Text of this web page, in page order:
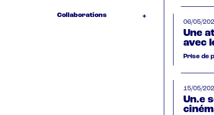
Collaborations
06/05/
Une
avec
Prise de
15/05/
Un.e